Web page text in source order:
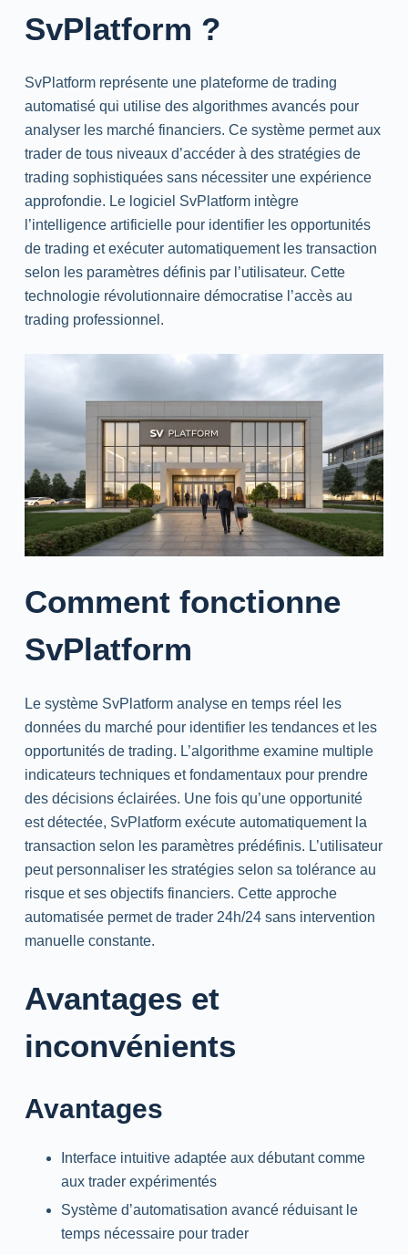
SvPlatform ?
SvPlatform représente une plateforme de trading
automatisé qui utilise des algorithmes avancés pour
analyser les marché financiers. Ce système permet aux
trader de tous niveaux d’accéder à des stratégies de
trading sophistiquées sans nécessiter une expérience
approfondie. Le logiciel SvPlatform intègre
l’intelligence artificielle pour identifier les opportunités
de trading et exécuter automatiquement les transaction
selon les paramètres définis par l’utilisateur. Cette
technologie révolutionnaire démocratise l’accès au
trading professionnel.
Comment fonctionne
SvPlatform
Le système SvPlatform analyse en temps réel les
données du marché pour identifier les tendances et les
opportunités de trading. L’algorithme examine multiple
indicateurs techniques et fondamentaux pour prendre
des décisions éclairées. Une fois qu’une opportunité
est détectée, SvPlatform exécute automatiquement la
transaction selon les paramètres prédéfinis. L’utilisateur
peut personnaliser les stratégies selon sa tolérance au
risque et ses objectifs financiers. Cette approche
automatisée permet de trader 24h/24 sans intervention
manuelle constante.
Avantages et
inconvénients
Avantages
Interface intuitive adaptée aux débutant comme
aux trader expérimentés
Système d’automatisation avancé réduisant le
temps nécessaire pour trader